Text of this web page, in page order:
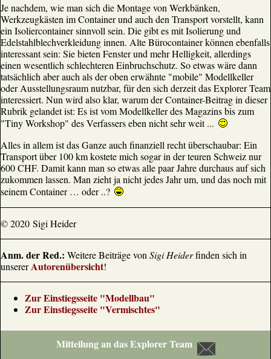
Je nachdem, wie man sich die Montage von Werkbänken,
Werkzeugkästen im Container und auch den Transport vorstellt, kann
ein Isoliercontainer sinnvoll sein. Die gibt es mit Isolierung und
Edelstahlblechverkleidung innen. Alte Bürocontainer können ebenfalls
interessant sein: Sie bieten Fenster und mehr Helligkeit, allerdings
einen wesentlich schlechteren Einbruchschutz. So etwas wäre dann
tatsächlich aber auch als der oben erwähnte "mobile" Modellkeller
oder Ausstellungsraum nutzbar, für den sich derzeit das Explorer Team
interessiert. Nun wird also klar, warum der Container-Beitrag in dieser
Rubrik gelandet ist: Es ist vom Modellkeller des Magazins bis zum
"Tiny Workshop" des Verfassers eben nicht sehr weit ...
Alles in allem ist das Ganze auch finanziell recht überschaubar: Ein
Transport über 100 km kostete mich sogar in der teuren Schweiz nur
600 CHF. Damit kann man so etwas alle paar Jahre durchaus auf sich
zukommen lassen. Man zieht ja nicht jedes Jahr um, und das noch mit
seinem Container … oder ..?
© 2020 Sigi Heider
Anm. der Red.: Weitere Beiträge von Sigi Heiderfinden sich in
unsererAutorenübersicht!
Zur Einstiegsseite "Modellbau"
Zur Einstiegsseite "Vermischtes"
Mitteilung an das Explorer Team